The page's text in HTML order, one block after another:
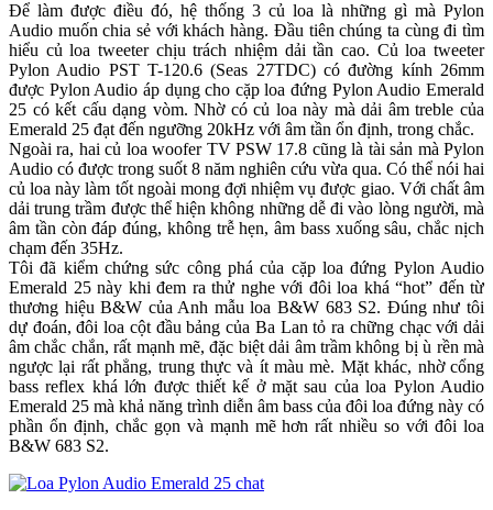
Để làm được điều đó, hệ thống 3 củ loa là những gì mà Pylon
Audio muốn chia sẻ với khách hàng. Đầu tiên chúng ta cùng đi tìm
hiểu củ loa tweeter chịu trách nhiệm dải tần cao. Củ loa tweeter
Pylon Audio PST T-120.6 (Seas 27TDC) có đường kính 26mm
được Pylon Audio áp dụng cho cặp loa đứng Pylon Audio Emerald
25 có kết cấu dạng vòm. Nhờ có củ loa này mà dải âm treble của
Emerald 25 đạt đến ngưỡng 20kHz với âm tần ổn định, trong chắc.
Ngoài ra, hai củ loa woofer TV PSW 17.8 cũng là tài sản mà Pylon
Audio có được trong suốt 8 năm nghiên cứu vừa qua. Có thể nói hai
củ loa này làm tốt ngoài mong đợi nhiệm vụ được giao. Với chất âm
dải trung trầm được thể hiện không những dễ đi vào lòng người, mà
âm tần còn đáp đúng, không trễ hẹn, âm bass xuống sâu, chắc nịch
chạm đến 35Hz.
Tôi đã kiểm chứng sức công phá của cặp loa đứng Pylon Audio
Emerald 25 này khi đem ra thử nghe với đôi loa khá “hot” đến từ
thương hiệu B&W của Anh mẫu loa B&W 683 S2. Đúng như tôi
dự đoán, đôi loa cột đầu bảng của Ba Lan tỏ ra chững chạc với dải
âm chắc chắn, rất mạnh mẽ, đặc biệt dải âm trầm không bị ù rền mà
ngược lại rất phẳng, trung thực và ít màu mè. Mặt khác, nhờ cổng
bass reflex khá lớn được thiết kế ở mặt sau của loa Pylon Audio
Emerald 25 mà khả năng trình diễn âm bass của đôi loa đứng này có
phần ổn định, chắc gọn và mạnh mẽ hơn rất nhiều so với đôi loa
B&W 683 S2.